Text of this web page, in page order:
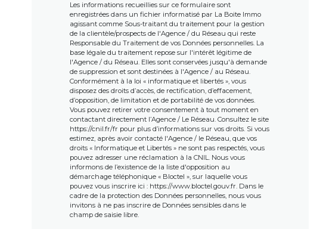
Les informations recueillies sur ce formulaire sont
enregistrées dans un fichier informatisé par La Boite Immo
agissant comme Sous-traitant du traitement pour la gestion
de la clientèle/prospects de l'Agence / du Réseau qui reste
Responsable du Traitement de vos Données personnelles. La
base légale du traitement repose sur l'intérêt légitime de
l'Agence / du Réseau. Elles sont conservées jusqu'à demande
de suppression et sont destinées à l'Agence / au Réseau.
Conformément à la loi « informatique et libertés », vous
disposez des droits d’accès, de rectification, d’effacement,
d’opposition, de limitation et de portabilité de vos données.
Vous pouvez retirer votre consentement à tout moment en
contactant directement l’Agence / Le Réseau. Consultez le site
https://cnil.fr/fr pour plus d’informations sur vos droits. Si vous
estimez, après avoir contacté l'Agence / le Réseau, que vos
droits « Informatique et Libertés » ne sont pas respectés, vous
pouvez adresser une réclamation à la CNIL. Nous vous
informons de l’existence de la liste d'opposition au
démarchage téléphonique « Bloctel », sur laquelle vous
pouvez vous inscrire ici : https://www.bloctel.gouv.fr. Dans le
cadre de la protection des Données personnelles, nous vous
invitons à ne pas inscrire de Données sensibles dans le
champ de saisie libre.